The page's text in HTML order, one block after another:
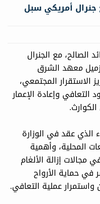
جنرال أمريكي سبل
الصالح، مع الجنرال
معهد الشرق
الاستقرار المجتمعي،
وإعادة الإعمار
الذي عقد في الوزارة
المحلية، وأهمية
مجالات إزالة الألغام
في حماية الأرواح
واستمرار عملية التعافي.